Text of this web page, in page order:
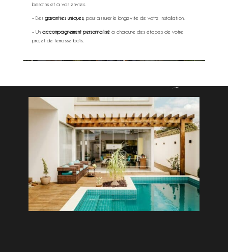
besoins et à vos envies.
– Des garanties uniques, pour assurer le longévité de votre installation.
– Un accompagnement personnaliséà chacune des étapes de votre
projet de terrasse bois.